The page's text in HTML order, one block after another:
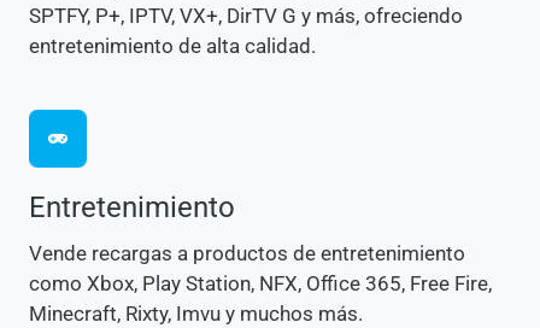
SPTFY, P+, IPTV, VX+, DirTV G y más, ofreciendo
entretenimiento de alta calidad.
Entretenimiento
Vende recargas a productos de entretenimiento
como Xbox, Play Station, NFX, Office 365, Free Fire,
Minecraft, Rixty, Imvu y muchos más.